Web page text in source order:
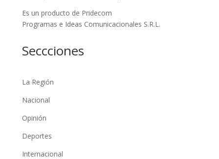
Es un producto de Pridecom
Programas e Ideas Comunicacionales S.R.L.
Seccciones
La Región
Nacional
Opinión
Deportes
Internacional